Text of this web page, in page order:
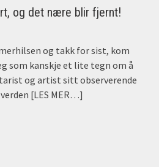
og det nære blir fjernt!
og takk for sist, kom
som kanskje et lite tegn om å
og artist sitt observerende
[LES MER…]